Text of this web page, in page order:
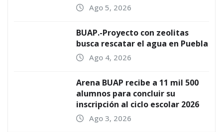
Ago 5, 2026
BUAP.-Proyecto con zeolitas
busca rescatar el agua en Puebla
Ago 4, 2026
Arena BUAP recibe a 11 mil 500
alumnos para concluir su
inscripción al ciclo escolar 2026
Ago 3, 2026